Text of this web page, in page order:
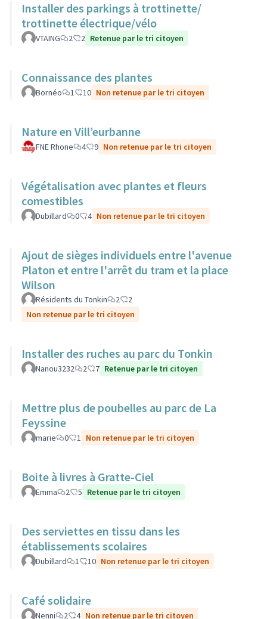
Installer des parkings à trottinette/
trottinette électrique/vélo
VTAING 2 2 Retenue par le tri citoyen
Connaissance des plantes
Bornéo 1 10 Non retenue par le tri citoyen
Nature en Vill’eurbanne
FNE Rhone 4 9 Non retenue par le tri citoyen
Végétalisation avec plantes et fleurs
comestibles
Dubillard 0 4 Non retenue par le tri citoyen
Ajout de sièges individuels entre l'avenue
Platon et entre l'arrêt du tram et la place
Wilson
Résidents du Tonkin 2
2
Non retenue par le tri citoyen
Installer des ruches au parc du Tonkin
Nanou3232 2 7 Retenue par le tri citoyen
Mettre plus de poubelles au parc de La
Feyssine
marie 0 1 Non retenue par le tri citoyen
Boite à livres à Gratte-Ciel
Emma 2 5 Retenue par le tri citoyen
Des serviettes en tissu dans les
établissements scolaires
Dubillard 1 10 Non retenue par le tri citoyen
Café solidaire
Nenni 2 4 Non retenue par le tri citoyen